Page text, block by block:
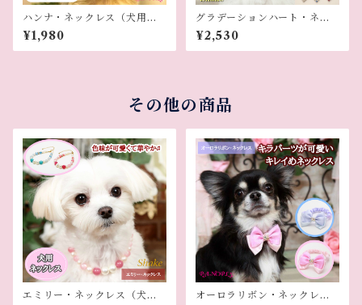
ハンナ・ネックレス（犬用ネ
ックレス）
¥1,980
グラデーションハート・ネッ
クレス（犬用ネックレス）
¥2,530
その他の商品
エミリー・ネックレス（犬用
オーロラリボン・ネックレス